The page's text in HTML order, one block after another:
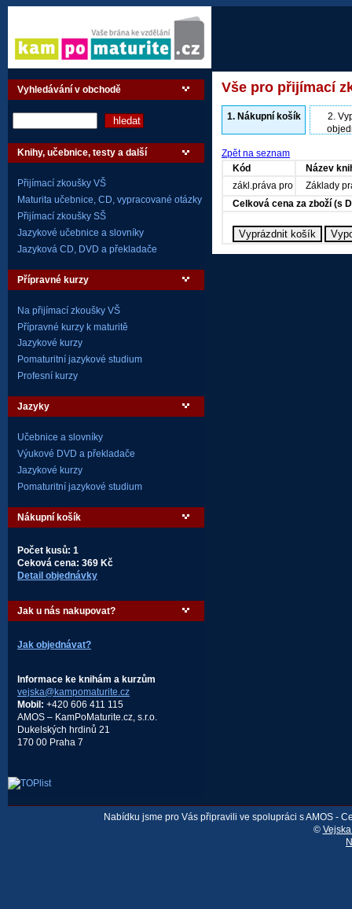
Vyhledávání v obchodě
Knihy, učebnice, testy a další
Přijímací zkoušky VŠ
Maturita učebnice, CD, vypracované otázky
Přijímací zkoušky SŠ
Jazykové učebnice a slovníky
Jazyková CD, DVD a překladače
Přípravné kurzy
Na přijímací zkoušky VŠ
Přípravné kurzy k maturitě
Jazykové kurzy
Pomaturitní jazykové studium
Profesní kurzy
Jazyky
Učebnice a slovníky
Výukové DVD a překladače
Jazykové kurzy
Pomaturitní jazykové studium
Nákupní košík
Počet kusů: 1
Ceková cena: 369 Kč
Detail objednávky
Jak u nás nakupovat?
Jak objednávat?
Informace ke knihám a kurzům
vejska@kampomaturite.cz
Mobil: +420 606 411 115
AMOS – KamPoMaturite.cz, s.r.o.
Dukelských hrdinů 21
170 00 Praha 7
Vše pro přijímací
1.Nákupní košík 2.
Zpět na seznam
Kód
Název
zákl.práva pro
Základy
Celková cena za zboží (s
Nabídku jsme pro Vás připravili ve spolupráci s AMOS -
©